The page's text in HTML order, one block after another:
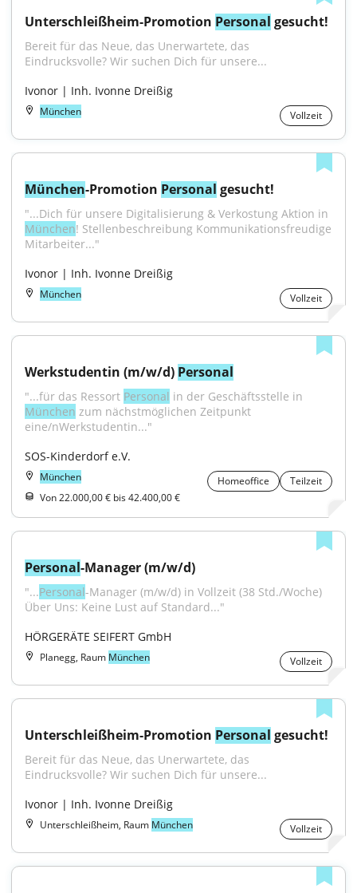
Unterschleißheim-Promotion Personal gesucht!
Bereit für das Neue, das Unerwartete, das
Eindrucksvolle? Wir suchen Dich für unsere...
Ivonor | Inh. Ivonne Dreißig
München Vollzeit
München-Promotion Personal gesucht!
München! Stellenbeschreibung Kommunikationsfreudige
Mitarbeiter..."
Ivonor | Inh. Ivonne Dreißig
München Vollzeit
Werkstudentin (m/w/d) Personal
"...für das Ressort Personal
München zum nächstmöglichen Zeitpunkt
eine/nWerkstudentin..."
SOS-Kinderdorf e.V.
München Homeoffice
Teilzeit
Von 22.000,00 € bis 42.400,00 €
Personal-Manager (m/w/d)
"...Personal-Manager (m/w/d) in Vollzeit (38 Std./Woche)
Über Uns: Keine Lust auf Standard..."
HÖRGERÄTE SEIFERT GmbH
Planegg, Raum München Vollzeit
Unterschleißheim-Promotion Personal gesucht!
Bereit für das Neue, das Unerwartete, das
Eindrucksvolle? Wir suchen Dich für unsere...
Ivonor | Inh. Ivonne Dreißig
Unterschleißheim, Raum München Vollzeit